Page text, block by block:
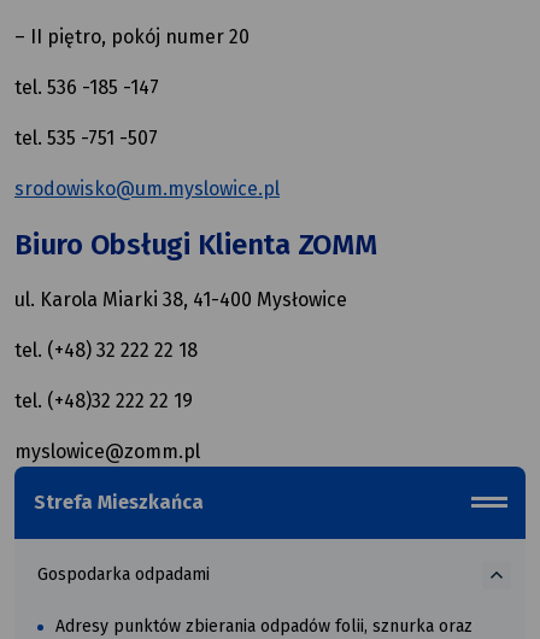
– II piętro, pokój numer 20
tel. 536 -185 -147
tel. 535 -751 -507
srodowisko@um.myslowice.pl
Biuro Obsługi Klienta ZOMM
ul. Karola Miarki 38, 41-400 Mysłowice
tel. (+48) 32 222 22 18
tel. (+48)32 222 22 19
myslowice@zomm.pl
Strefa Mieszkańca
Gospodarka odpadami
Adresy punktów zbierania odpadów folii, sznurka oraz
o
odpadami